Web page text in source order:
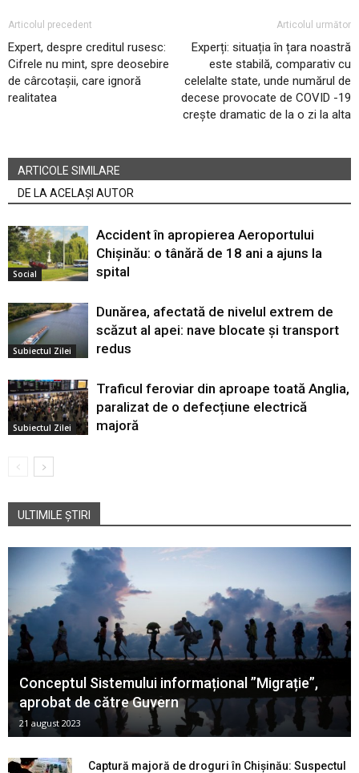
Articolul precedent
Expert, despre creditul rusesc:
Cifrele nu mint, spre deosebire
de cârcotașii, care ignoră
realitatea
Articolul următor
Experți: situația în țara noastră
este stabilă, comparativ cu
celelalte state, unde numărul de
decese provocate de COVID -19
crește dramatic de la o zi la alta
ARTICOLE SIMILARE
DE LA ACELAȘI AUTOR
Social
Accident în apropierea Aeroportului
Chișinău: o tânără de 18 ani a ajuns la
spital
Subiectul Zilei
Dunărea, afectată de nivelul extrem de
scăzut al apei: nave blocate și transport
redus
Subiectul Zilei
Traficul feroviar din aproape toată Anglia,
paralizat de o defecțiune electrică
majoră
ULTIMILE ȘTIRI
Conceptul Sistemului informațional ”Migrație”,
aprobat de către Guvern
21 august 2023
Captură majoră de droguri în Chișinău: Suspectul